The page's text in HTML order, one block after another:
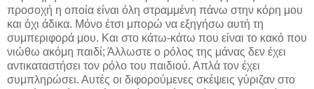
προσοχή η οποία είναι όλη στραμμένη πάνω στην κόρη μου
και όχι άδικα. Μόνο έτσι μπορώ να εξηγήσω αυτή τη
συμπεριφορά μου. Και στο κάτω-κάτω που είναι το κακό που
νιώθω ακόμη παιδί; Άλλωστε ο ρόλος της μάνας δεν έχει
αντικαταστήσει τον ρόλο του παιδιού. Απλά τον έχει
συμπληρώσει. Αυτές οι διφορούμενες σκέψεις γύριζαν στο